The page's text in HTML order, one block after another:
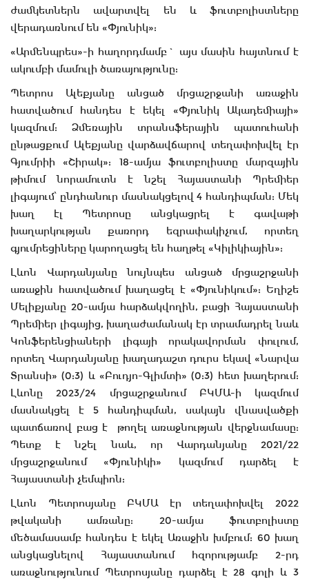
ժամկետներն ավարտվել են և ֆուտբոլիստները
վերադառնում են «Փյունիկ»:
«Արմենպրես»-ի հաղորդմամբ` այս մասին հայտնում է
ակումբի մամուլի ծառայությունը:
Պետրոս Ալեքյանը անցած մրցաշրջանի առաջին
հատվածում հանդես է եկել «Փյունիկ Ակադեմիայի»
կազմում: Ձմեռային տրանսֆերային պատուհանի
ընթացքում Ալեքյանը վարձավճարով տեղափոխվել էր
Գյումրիի «Շիրակ»: 18-ամյա ֆուտբոլիստը մարզային
թիմում նորամուտն է նշել Հայաստանի Պրեմիեր
լիգայում՝ ընդհանուր մասնակցելով 4 հանդիպման: Մեկ
խաղ էլ Պետրոսը անցկացրել է գավաթի
խաղարկության քառորդ եզրափակիչում, որտեղ
գյումրեցիները կարողացել են հաղթել «Կիլիկիային»:
Լևոն Վարդանյանը նույնպես անցած մրցաշրջանի
առաջին հատվածում խաղացել է «Փյունիկում»: Եղիշե
Մելիքյանը 20-ամյա հարձակվողին, բացի Հայաստանի
Պրեմիեր լիգայից, խաղաժամանակ էր տրամադրել նաև
Կոնֆերենցիաների լիգայի որակավորման փուլում,
որտեղ Վարդանյանը խաղադաշտ դուրս եկավ «Նարվա
Տրանսի» (0:3) և «Բուդյո-Գլիմտի» (0:3) հետ խաղերում:
Լևոնը 2023/24 մրցաշրջանում ԲԿՄԱ-ի կազմում
մասնակցել է 5 հանդիպման, սակայն վնասվածքի
պատճառով բաց է թողել առաջնության վերջնամասը:
Պետք է նշել նաև, որ Վարդանյանը 2021/22
մրցաշրջանում «Փյունիկի» կազմում դարձել է
Հայաստանի չեմպիոն:
Լևոն Պետրոսյանը ԲԿՄԱ էր տեղափոխվել 2022
թվականի ամռանը: 20-ամյա ֆուտբոլիստը
մեծամասամբ հանդես է եկել Առաջին խմբում: 60 խաղ
անցկացնելով Հայաստանում հզորությամբ 2-րդ
առաջնությունում Պետրոսյանը դարձել է 28 գոլի և 3